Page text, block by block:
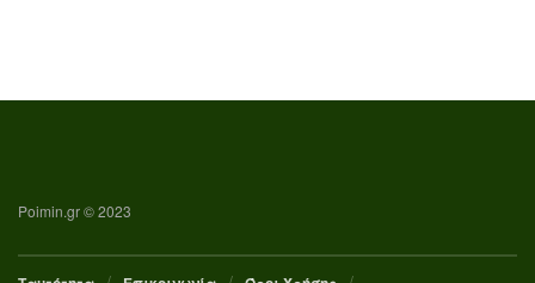
Poimin.gr © 2023